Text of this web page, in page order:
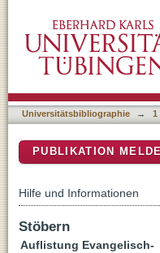
Universitätsbibliographie → 1
PUBLIKATION
Hilfe und Informationen
Stöbern
Auflistung Evangelisch-